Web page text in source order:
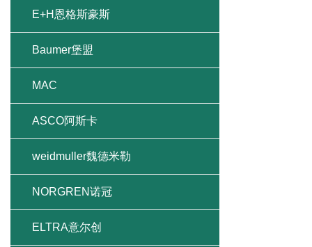
E+H恩格斯豪斯
Baumer堡盟
MAC
ASCO阿斯卡
weidmuller魏德米勒
NORGREN诺冠
ELTRA意尔创